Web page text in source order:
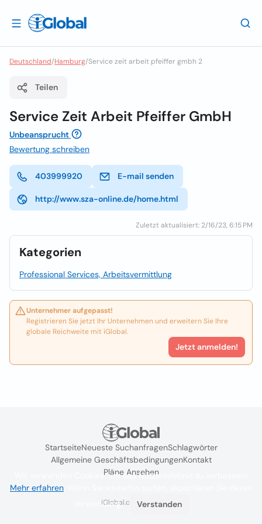
Deutschland/Hamburg/Service zeit arbeit pfeiffer gmbh 2
Teilen
Service Zeit Arbeit Pfeiffer GmbH
Unbeansprucht
Bewertung schreiben
403999920 E-mail senden
http://www.sza-online.de/home.html
Zuletzt aktualisiert: 2/16/23, 6:15 PM
Kategorien
Professional Services, Arbeitsvermittlung
Unternehmer aufgepasst!
Registrieren Sie jetzt Ihr Unternehmen und erweitern Sie Ihre
globale Reichweite mit iGlobal.
Jetzt anmelden!
StartseiteNeueste SuchanfragenSchlagwörter
Allgemeine GeschäftsbedingungenKontakt
Pläne Ansehen
iGlobal.co @ 2024
Wir verwenden Cookies, um das Nutzererlebnis zu verbessern
Mehr erfahren
Verwendung.
Verstanden